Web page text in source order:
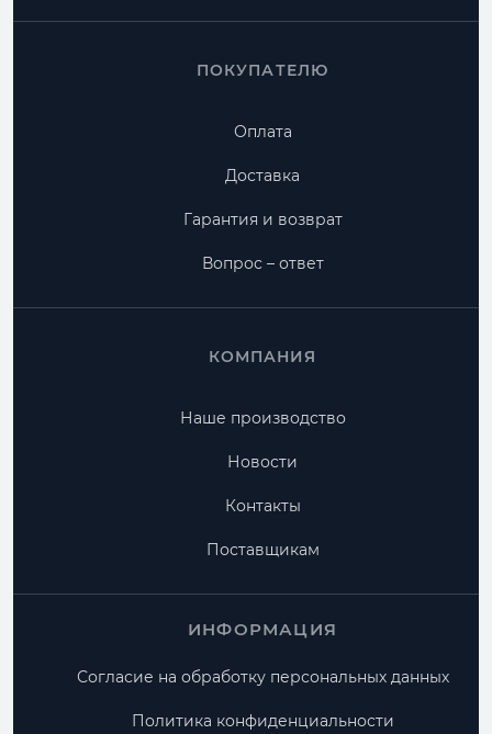
ПОКУПАТЕЛЮ
Оплата
Доставка
Гарантия и возврат
Вопрос – ответ
КОМПАНИЯ
Наше производство
Новости
Контакты
Поставщикам
ИНФОРМАЦИЯ
Согласие на обработку персональных данных
Политика конфиденциальности